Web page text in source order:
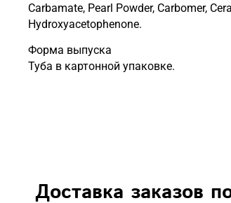
Carbamate, Pearl Powder, Carbomer,
Hydroxyacetophenone.
Форма выпуска
Туба в картонной упаковке.
Доставка заказов